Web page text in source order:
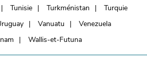
Tunisie Turkménistan
Turquie
Vanuatu
Venezuela
Wallis-et-Futuna